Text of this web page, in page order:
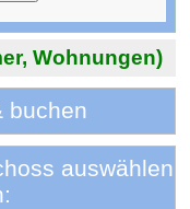
Wohnungen)
buchen
auswählen